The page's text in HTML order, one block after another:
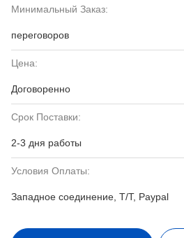
Минимальный Заказ:
переговоров
Цена:
Договоренно
Срок Поставки:
2-3 дня работы
Условия Оплаты:
Западное соединение, T/T, Paypal